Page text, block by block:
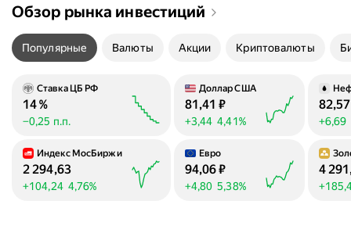
Обзор рынка инвестиций
Популярные Валюты Акции Криптовалюты
Ставка ЦБ РФ
14%
−0,25 п.п.
Индекс МосБиржи
2 294,63
+104,24 4,76%
Доллар США
81,41₽
+3,44 4,41%
Евро
94,06₽
+4,80 5,38%
+6,69
4